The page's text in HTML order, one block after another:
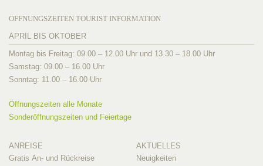
ÖFFNUNGSZEITEN TOURIST INFORMATION
APRIL BIS OKTOBER
Montag bis Freitag: 09.00 – 12.00 Uhr und 13.30 – 18.00 Uhr
Samstag: 09.00 – 16.00 Uhr
Sonntag: 11.00 – 16.00 Uhr
Öffnungszeiten alle Monate
Sonderöffnungszeiten und Feiertage
ANREISE
Gratis An- und Rückreise
AKTUELLES
Neuigkeiten